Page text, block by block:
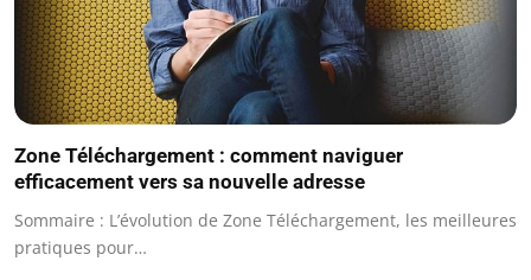
Zone Téléchargement : comment naviguer
efficacement vers sa nouvelle adresse
Sommaire : L’évolution de Zone Téléchargement, les meilleures
pratiques pour…